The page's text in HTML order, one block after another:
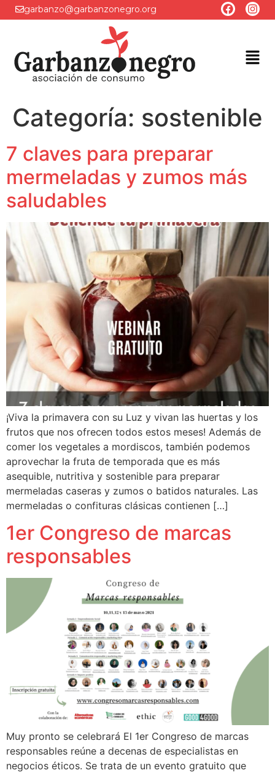
garbanzo@garbanzonegro.org
Categoría: sostenible
7 claves para preparar
mermeladas y zumos más
saludables
¡Viva la primavera con su Luz y vivan las huertas y los
frutos que nos ofrecen todos estos meses! Además de
comer los vegetales a mordiscos, también podemos
aprovechar la fruta de temporada que es más
asequible, nutritiva y sostenible para preparar
mermeladas caseras y zumos o batidos naturales. Las
mermeladas o confituras clásicas contienen […]
1er Congreso de marcas
responsables
Muy pronto se celebrará El 1er Congreso de marcas
responsables reúne a decenas de especialistas en
negocios éticos. Se trata de un evento gratuito que